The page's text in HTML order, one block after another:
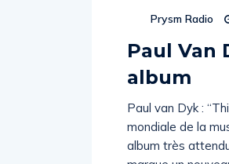
Prysm Radio
Paul Van
album
Paul van Dyk :
mondiale de la
album très